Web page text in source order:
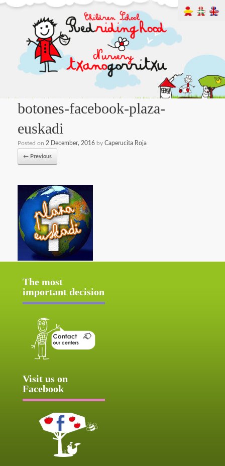
botones-facebook-plaza-
euskadi
Posted on 2 December, 2016 by Caperucita Roja
← Previous
The most
important decision
Visit us on
Facebook